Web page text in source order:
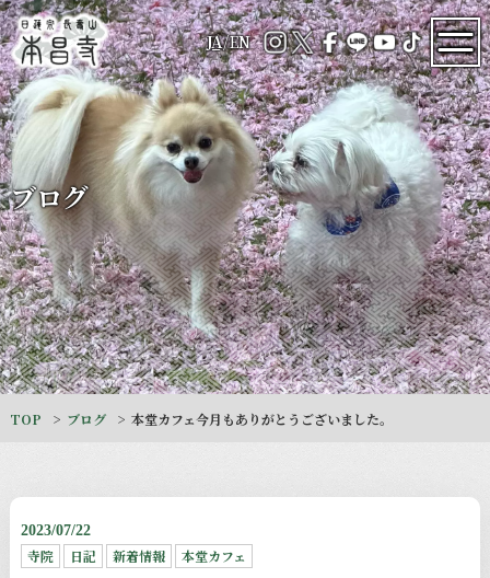
JA/EN
ブログ
TOP ブログ 本堂カフェ今月もありがとうございました。
2023/07/22
寺院 日記 新着情報 本堂カフェ